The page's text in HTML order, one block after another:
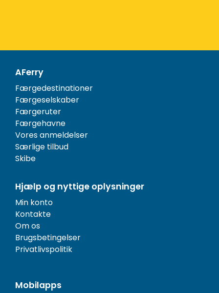
AFerry
Færgedestinationer
Færgeselskaber
Færgeruter
Færgehavne
Vores anmeldelser
Særlige tilbud
Skibe
Hjælp og nyttige oplysninger
Min konto
Kontakte
Om os
Brugsbetingelser
Privatlivspolitik
Mobilapps